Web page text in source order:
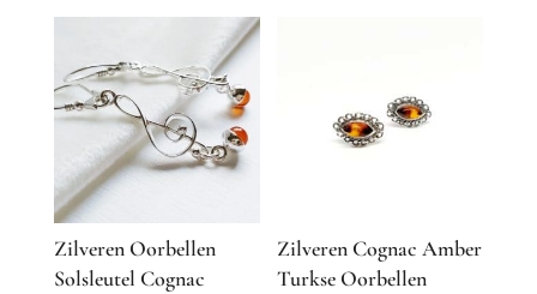
Zilveren Oorbellen
Solsleutel Cognac
Zilveren Cognac Amber
Turkse Oorbellen